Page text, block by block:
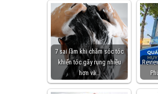
7 sai lầm khi chăm sóc tóc
khiến tóc gãy rụng nhiều
hơn và…